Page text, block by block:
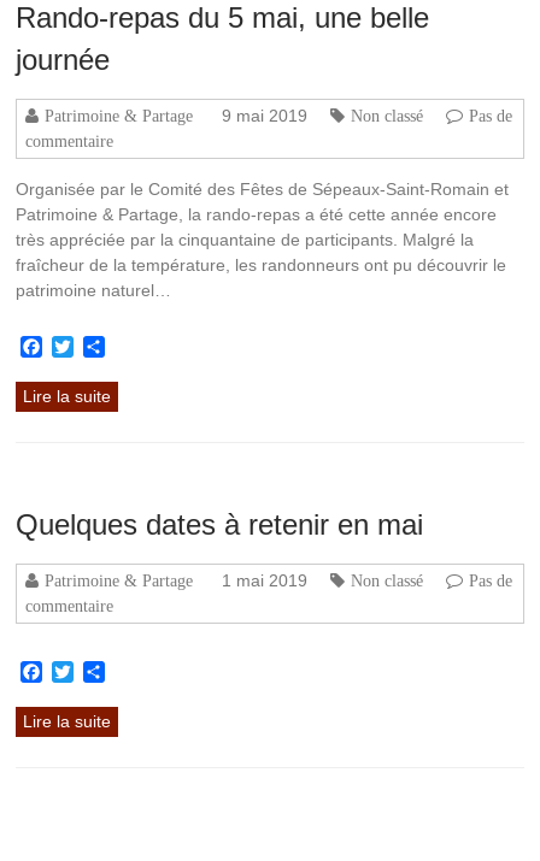
Rando-repas du 5 mai, une belle
journée
Patrimoine & Partage 9 mai 2019 Non classé
Pas de
commentaire
Organisée par le Comité des Fêtes de Sépeaux-Saint-Romain et
Patrimoine & Partage, la rando-repas a été cette année encore
très appréciée par la cinquantaine de participants. Malgré la
fraîcheur de la température, les randonneurs ont pu découvrir le
patrimoine naturel…
Facebook
Twitter
Lire la suite
Quelques dates à retenir en mai
Patrimoine & Partage 1 mai 2019 Non classé
Pas de
commentaire
Facebook
Twitter
Lire la suite